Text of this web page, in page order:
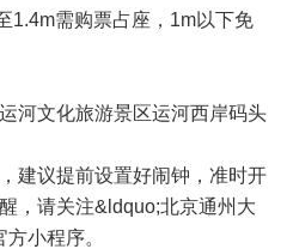
1.4m需购票占座，1m以下免
河文化旅游景区运河西岸码头
建议提前设置好闹钟，准时开
，请关注&ldquo;北京通州大
小程序。